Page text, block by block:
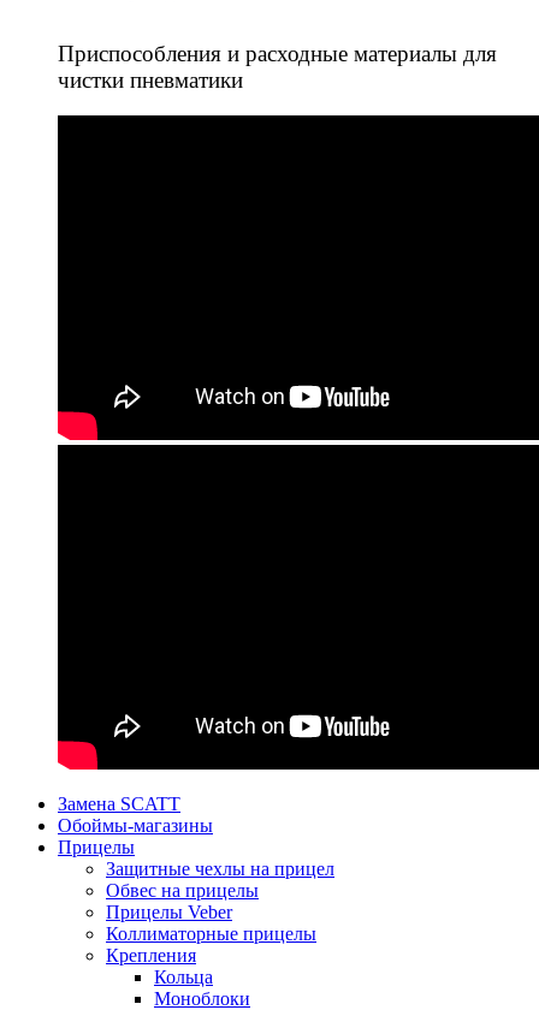
Приспособления и расходные материалы для
чистки пневматики
Замена SCATT
Обоймы-магазины
Прицелы
Защитные чехлы на прицел
Обвес на прицелы
Прицелы Veber
Коллиматорные прицелы
Крепления
Кольца
Моноблоки